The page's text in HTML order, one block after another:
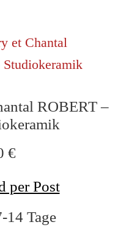
ROBERT –
€
per Post
14 Tage